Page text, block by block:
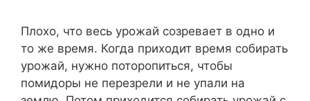
Плохо, что весь урожай созревает в одно и
то же время. Когда приходит время собирать
урожай, нужно поторопиться, чтобы
помидоры не перезрели и не упали на